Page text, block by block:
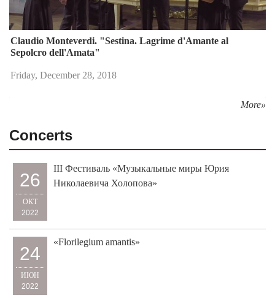
Claudio Monteverdi. "Sestina. Lagrime d'Amante al
Sepolcro dell'Amata"
Friday, December 28, 2018
More»
Concerts
26
ОКТ
2022
III Фестиваль «Музыкальные миры Юрия
Николаевича Холопова»
24
ИЮН
2022
«Florilegium amantis»